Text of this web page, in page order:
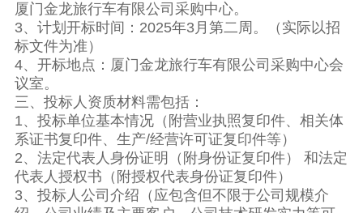
厦门金龙旅行车有限公司采购中心。
3、计划开标时间：2025年3月第二周。（实际以招
标文件为准）
4、开标地点：厦门金龙旅行车有限公司采购中心会
议室。
三、投标人资质材料需包括：
1、投标单位基本情况（附营业执照复印件、相关体
系证书复印件、生产/经营许可证复印件等）
2、法定代表人身份证明（附身份证复印件） 和法定
代表人授权书（附授权代表身份证复印件）
3、投标人公司介绍（应包含但不限于公司规模介